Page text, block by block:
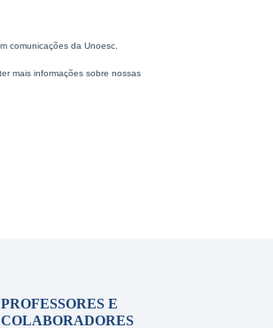
PROFESSORES E
COLABORADORES